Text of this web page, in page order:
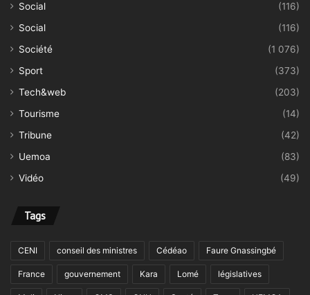
Social
(116)
Social
(116)
Société
(1 076)
Sport
(373)
Tech&web
(203)
Tourisme
(14)
Tribune
(42)
Uemoa
(83)
Vidéo
(49)
Tags
CENI conseil des ministres Cédéao Faure Gnassingbé
France gouvernement Kara Lomé législatives